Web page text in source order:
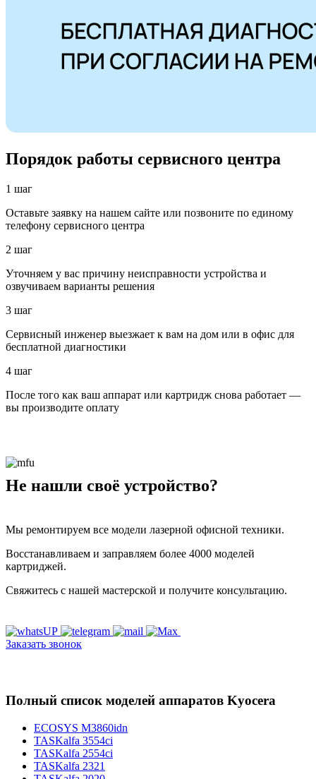
Порядок работы сервисного центра
1 шаг
Оставьте заявку на нашем сайте или позвоните по единому
телефону сервисного центра
2 шаг
Уточняем у вас причину неисправности устройства и
озвучиваем варианты решения
3 шаг
Сервисный инженер выезжает к вам на дом или в офис для
бесплатной диагностики
4 шаг
После того как ваш аппарат или картридж снова работает —
вы производите оплату
Не нашли своё устройство?
Мы ремонтируем все модели лазерной офисной техники.
Восстанавливаем и заправляем более 4000 моделей
картриджей.
Свяжитесь с нашей мастерской и получите консультацию.
Заказать звонок
Полный список моделей аппаратов Kyocera
ECOSYS M3860idn
TASKalfa 3554ci
TASKalfa 2554ci
TASKalfa 2321